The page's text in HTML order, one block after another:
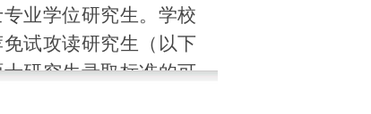
业学位研究生。学校
试攻读研究生（以下
研究生录取标准的可
科第四年开始硕士课